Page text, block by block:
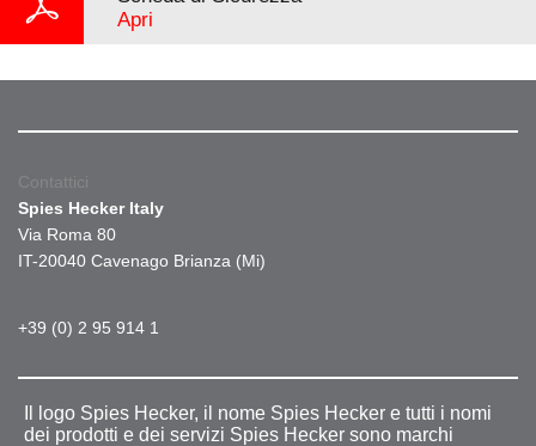
Apri
Contattici
Spies Hecker Italy
Via Roma 80
IT-20040 Cavenago Brianza (Mi)
+39 (0) 2 95 914 1
Il logo Spies Hecker, il nome Spies Hecker e tutti i nomi
dei prodotti e dei servizi Spies Hecker sono marchi